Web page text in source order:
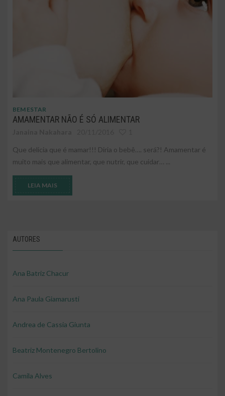
BEM ESTAR
AMAMENTAR NÃO É SÓ ALIMENTAR
Que delicia que é mamar!!! Diria o bebê…. será?! Amamentar é
muito mais que alimentar, que nutrir, que cuidar… ...
LEIA MAIS
AUTORES
Ana Batriz Chacur
Ana Paula Giamarusti
Andrea de Cassia Giunta
Beatriz Montenegro Bertolino
Camila Alves